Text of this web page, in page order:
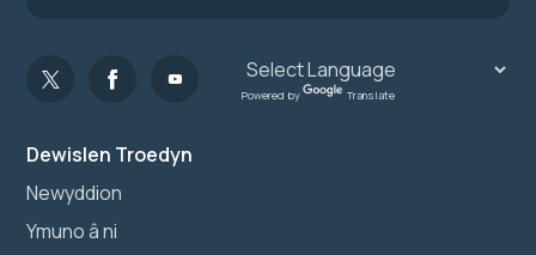
Dewislen Troedyn
Newyddion
Ymuno â ni
Powered by Translate